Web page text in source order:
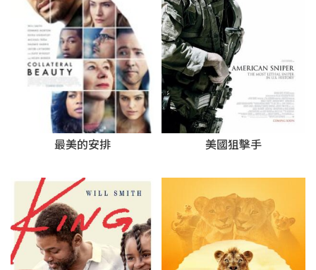
最美的安排 美國狙擊手